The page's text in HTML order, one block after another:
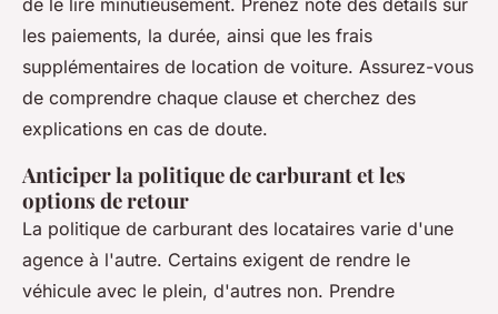
de le lire minutieusement. Prenez note des détails sur
les paiements, la durée, ainsi que les frais
supplémentaires de location de voiture. Assurez-vous
de comprendre chaque clause et cherchez des
explications en cas de doute.
Anticiper la politique de carburant et les
options de retour
La politique de carburant des locataires varie d'une
agence à l'autre. Certains exigent de rendre le
véhicule avec le plein, d'autres non. Prendre